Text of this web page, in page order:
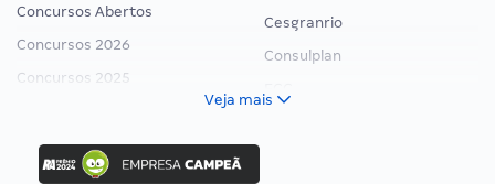
Concursos Abertos
Concursos 2026
Concursos 2025
Concurso Ibama
Concurso MPU
Cesgranrio
Consulplan
Veja mais